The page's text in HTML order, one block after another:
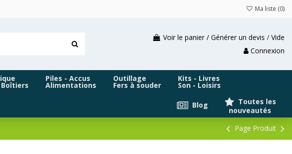
Ma liste (0)
Voir le panier / Générer un devis / Vide
Connexion
Boîtiers
Piles - Accus
Alimentations
Outillage
Fers à souder
Kits - Livres
Son - Loisirs
Toutes les
nouveautés
Blog
Page Produit